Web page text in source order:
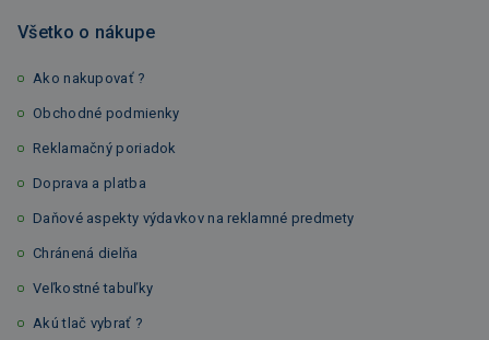
Všetko o nákupe
Ako nakupovať ?
Obchodné podmienky
Reklamačný poriadok
Doprava a platba
Daňové aspekty výdavkov na reklamné predmety
Chránená dielňa
Veľkostné tabuľky
Akú tlač vybrať ?